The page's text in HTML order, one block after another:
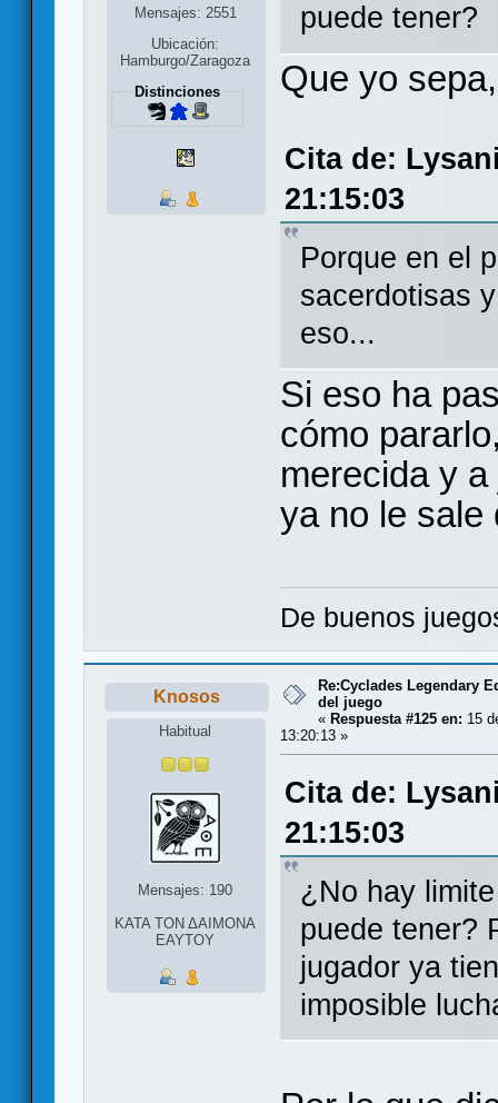
Mensajes: 2551
Ubicación:
Hamburgo/Zaragoza
Distinciones
puede tener?
Que yo
Cita de:
21:15:03
Porque en el
sacerdotisas
eso...
Si eso ha
cómo
merecida y
ya no le sale
De buenos
Knosos
Habitual
Mensajes: 190
ΚΑΤΑ ΤΟΝ ΔΑΙΜΟΝΑ
ΕΑΥΤΟΥ
Re:Cyclades Legendary
del juego
« Respuesta #125 en: 15
13:20:13 »
Cita de:
21:15:03
¿No hay
puede tener?
jugador ya
imposible